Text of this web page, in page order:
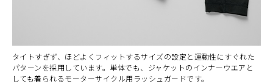
タイトすぎず、ほどよくフィットするサイズの設定と運動性にすぐれた
パターンを採用しています。単体でも、ジャケットのインナーウエアと
しても着られるモーターサイクル用ラッシュガードです。